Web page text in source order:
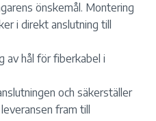
önskemål. Montering
i direkt anslutning till
av hål för fiberkabel i
och säkerställer
fram till